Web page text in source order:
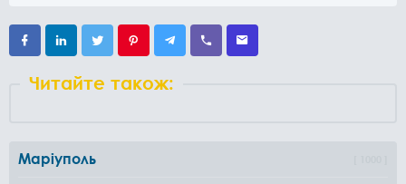
Читайте також:
Маріуполь